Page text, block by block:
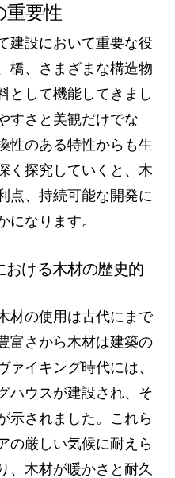
重要性
建設において重要な役
橋、さまざまな構造物
として機能してきまし
すさと美観だけでな
性のある特性からも生
く探究していくと、木
点、持続可能な開発に
になります。
おける木材の歴史的
材の使用は古代にまで
富さから木材は建築の
イキング時代には、
ハウスが建設され、そ
示されました。これら
の厳しい気候に耐えら
、木材が暖かさと耐久